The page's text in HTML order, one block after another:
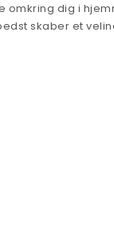
omkring dig i
skaber et